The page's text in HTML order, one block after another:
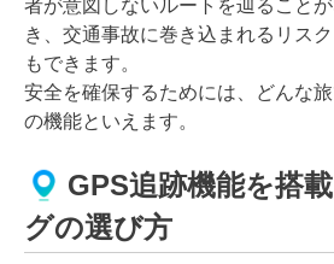
者が意図しないルートを辿ること
き、交通事故に巻き込まれるリス
もできます。
安全を確保するためには、どんな
の機能といえます。
GPS追跡機能を搭
グの選び方